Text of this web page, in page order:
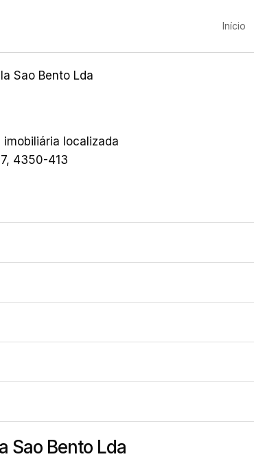
Início
Sao Bento Lda
localizada
4350-413
Sao Bento Lda